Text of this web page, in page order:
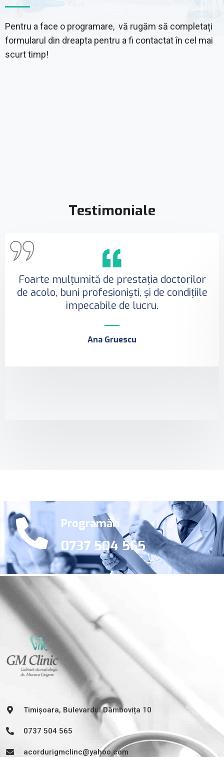
Pentru a face o programare, vă rugăm să completați
formularul din dreapta pentru a fi contactat în cel mai
scurt timp!
Testimoniale
Foarte mulțumită de prestația doctorilor
de acolo, buni profesioniști, și de condițiile
impecabile de lucru.
Ana Gruescu
Programări
0737 504 565
Timișoara, Bulevardul Dâmbovița 10
0737 504 565
acordurigmclinc@yahoo.com